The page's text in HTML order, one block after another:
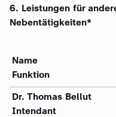
6. Leistungen für
Nebentätigkeiten*
Name
Funktion
Dr. Thomas Bellut
Intendant